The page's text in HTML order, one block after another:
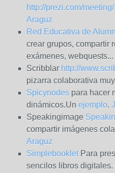
http://prezi.com/meeting/
Araguz
Red Educativa de
crear grupos, compartir
exámenes, webquests...
Scribblar http://
pizarra colaborativa
Spicynodes para hacer
dinámicos.Un ejemplo.
Speakingimage
compartir imágenes
Araguz
SimplebookletPara
sencilos libros